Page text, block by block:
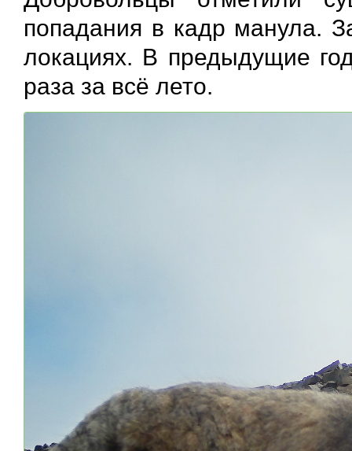
попадания в кадр манула.
локациях. В предыдущие
раза за всë лето.